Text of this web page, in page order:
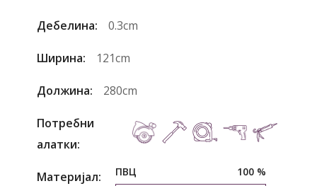
Дебелина: 0.3cm
Ширина: 121cm
Должина: 280cm
Потребни
алатки:
Материјал: ПВЦ 100 %